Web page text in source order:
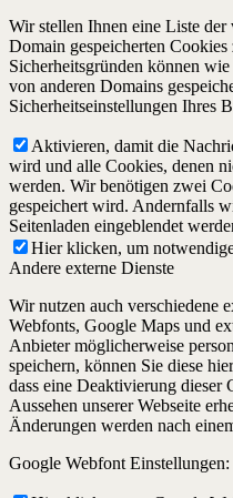
Wir stellen Ihnen eine Liste
Domain gespeicherten
Sicherheitsgründen können
von anderen Domains
Sicherheitseinstellungen Ihres
Aktivieren, damit die
wird und alle Cookies, denen
werden. Wir benötigen zwei
gespeichert wird. Andernfalls
Seitenladen eingeblendet
Hier klicken, um
Andere externe Dienste
Wir nutzen auch verschiedene
Webfonts, Google Maps und
Anbieter möglicherweise
speichern, können Sie diese
dass eine Deaktivierung dieser
Aussehen unserer Webseite
Änderungen werden nach
Google Webfont Einstellungen: